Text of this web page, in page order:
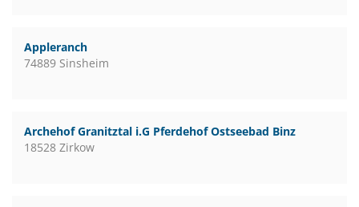
Appleranch
74889 Sinsheim
Archehof Granitztal i.G Pferdehof Ostseebad Binz
18528 Zirkow